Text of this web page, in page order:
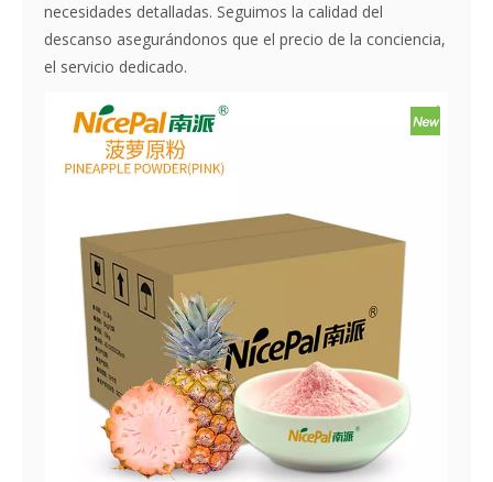
necesidades detalladas. Seguimos la calidad del
descanso asegurándonos que el precio de la conciencia,
el servicio dedicado.